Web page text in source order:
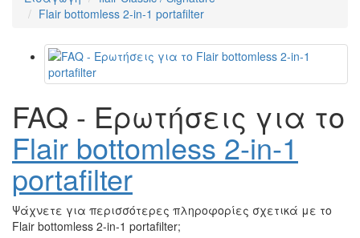
Flair bottomless 2-in-1 portafilter
FAQ - Ερωτήσεις για το
Flair bottomless 2-in-1
portafilter
Ψάχνετε για περισσότερες πληροφορίες σχετικά με το
Flair bottomless 2-in-1 portafilter;